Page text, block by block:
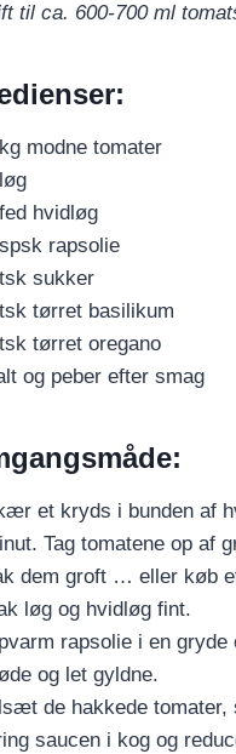
til ca. 600-700 ml
modne tomater
hvidløg
rapsolie
sukker
tørret basilikum
tørret oregano
og peber efter smag
et kryds i bunden af
Tag tomatene op af
dem groft … eller køb
løg og hvidløg fint.
rapsolie i en
og let gyldne.
de hakkede tomater,
saucen i kog og